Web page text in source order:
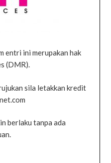
entri ini merupakan hak
(DMR).
sila letakkan kredit
berlaku tanpa ada